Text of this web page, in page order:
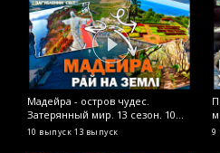
Мадейра - остров чудес.
Затерянный мир. 13 сезон. 10
выпуск
10 выпуск 13 выпуск 9